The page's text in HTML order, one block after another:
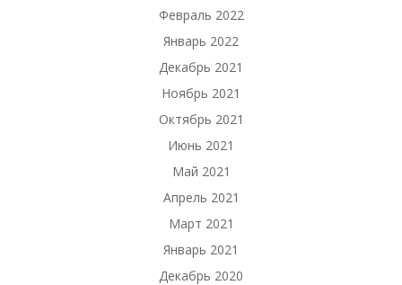
Февраль 2022
Январь 2022
Декабрь 2021
Ноябрь 2021
Октябрь 2021
Июнь 2021
Май 2021
Апрель 2021
Март 2021
Январь 2021
Декабрь 2020